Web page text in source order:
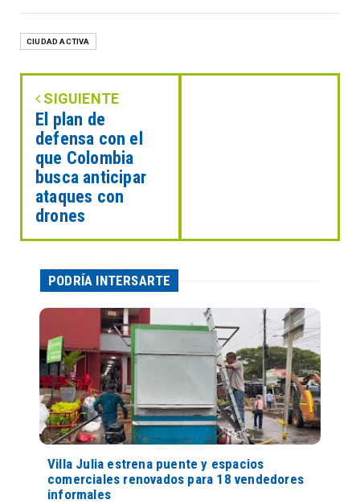
CIUDAD ACTIVA
SIGUIENTE
El plan de
defensa con el
que Colombia
busca anticipar
ataques con
drones
PODRÍA INTERSARTE
Villa Julia estrena puente y espacios
comerciales renovados para 18 vendedores
informales